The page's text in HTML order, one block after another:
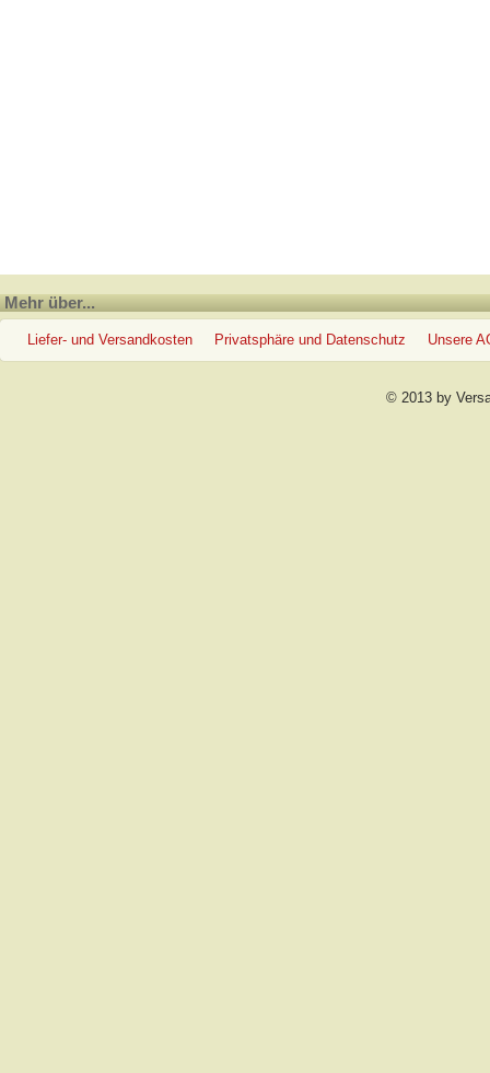
Mehr über...
Liefer- und Versandkosten Privatsphäre und Datenschutz Unsere
© 2013 by